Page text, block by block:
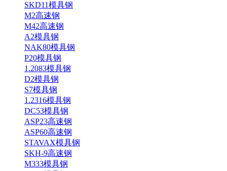
SKD11模具钢
M2高速钢
M42高速钢
A2模具钢
NAK80模具钢
P20模具钢
1.2083模具钢
D2模具钢
S7模具钢
1.2316模具钢
DC53模具钢
ASP23高速钢
ASP60高速钢
STAVAX模具钢
SKH-9高速钢
M333模具钢